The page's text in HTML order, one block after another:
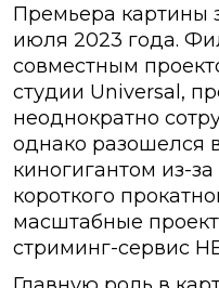
Премьера картины
июля 2023 года.
совместным
студии Universal,
неоднократно
однако разошелся
киногигантом из-
короткого
масштабные
стриминг-сервис